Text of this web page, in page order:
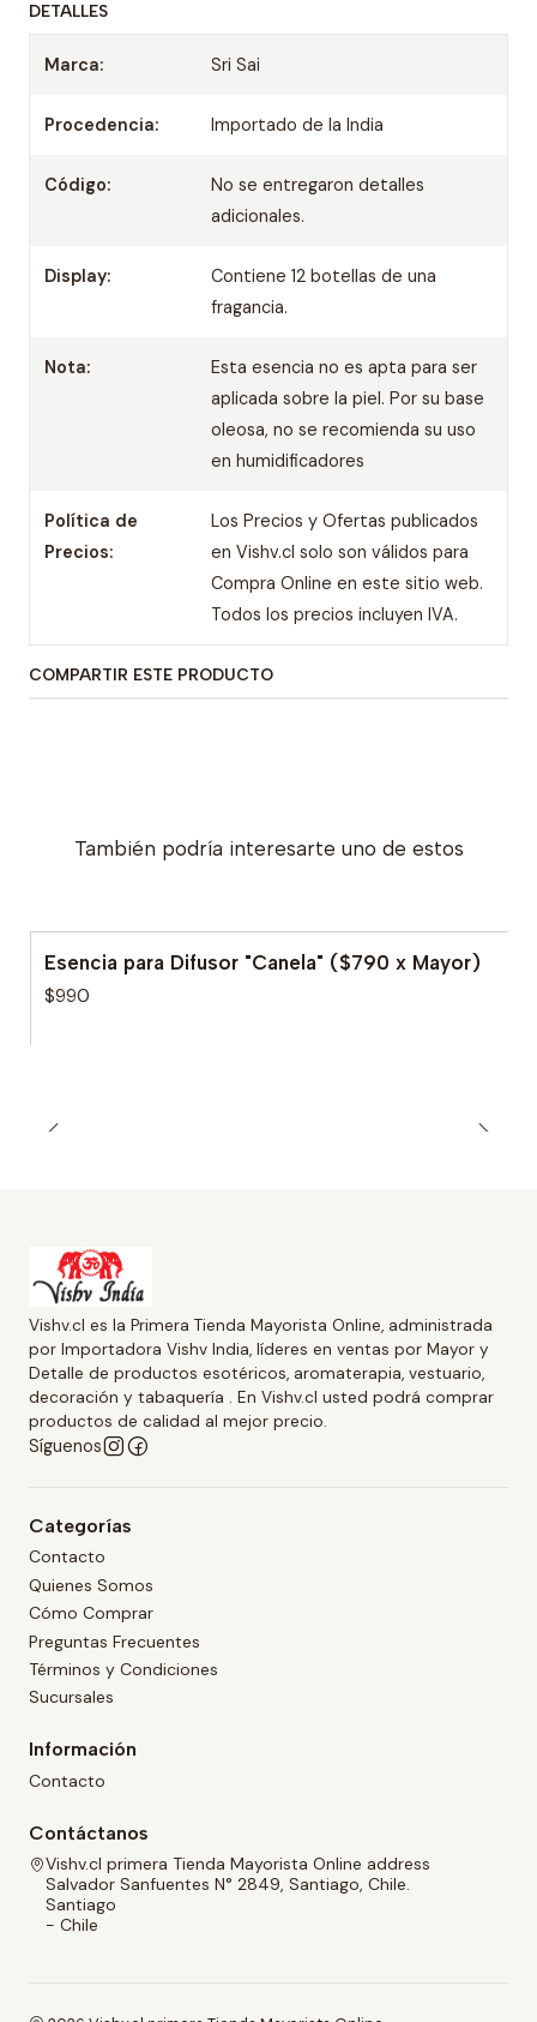
DETALLES
Marca: Sri Sai
Procedencia: Importado de la India
Código:
No se entregaron detalles
adicionales.
Display:
Contiene 12 botellas de una
fragancia.
Nota:
Esta esencia no es apta para ser
aplicada sobre la piel. Por su base
oleosa, no se recomienda su uso
en humidificadores
Política de
Precios:
Los Precios y Ofertas publicados
en Vishv.cl solo son válidos para
Compra Online en este sitio web.
Todos los precios incluyen IVA.
COMPARTIR ESTE PRODUCTO
También podría interesarte uno de estos
Esencia para Difusor "Canela" ($790 x Mayor)
$990
Vishv.cl es la Primera Tienda Mayorista Online, administrada
por Importadora Vishv India, líderes en ventas por Mayor y
Detalle de productos esotéricos, aromaterapia, vestuario,
decoración y tabaquería . En Vishv.cl usted podrá comprar
productos de calidad al mejor precio.
Síguenos
Categorías
Contacto
Quienes Somos
Cómo Comprar
Preguntas Frecuentes
Términos y Condiciones
Sucursales
Información
Contacto
Contáctanos
Vishv.cl primera Tienda Mayorista Online address
Salvador Sanfuentes N° 2849, Santiago, Chile.
Santiago
- Chile